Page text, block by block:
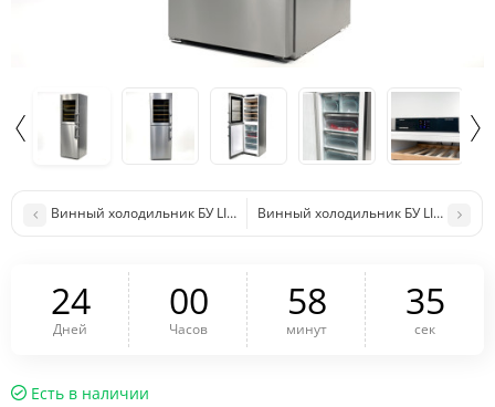
Винный холодильник БУ LIEBHERR EWTdf 3553Винный холодильник БУ LIEBHERR
24
Дней
00
Часов
58
минут
34
сек
Есть в наличии